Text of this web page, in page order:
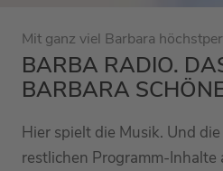
Mit ganz viel Barbara
BARBA RADIO.
BARBARA
Hier spielt die Musik. Und
restlichen Programm-Inhalte